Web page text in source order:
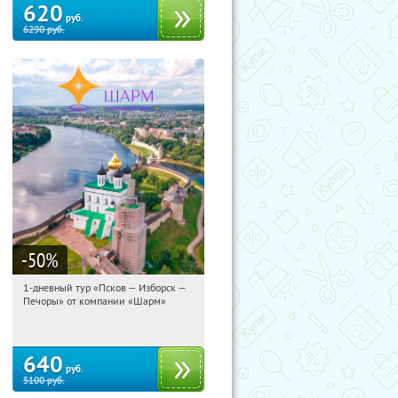
620 руб.
6290руб.
-50%
05:47:28 Купили:12
1-дневный тур «Псков — Изборск —
Печоры» от компании «Шарм»
640 руб.
5100руб.